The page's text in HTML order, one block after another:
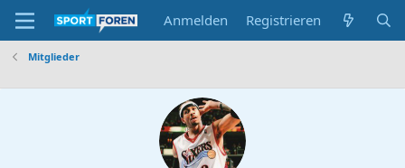
Anmelden Registrieren
Mitglieder